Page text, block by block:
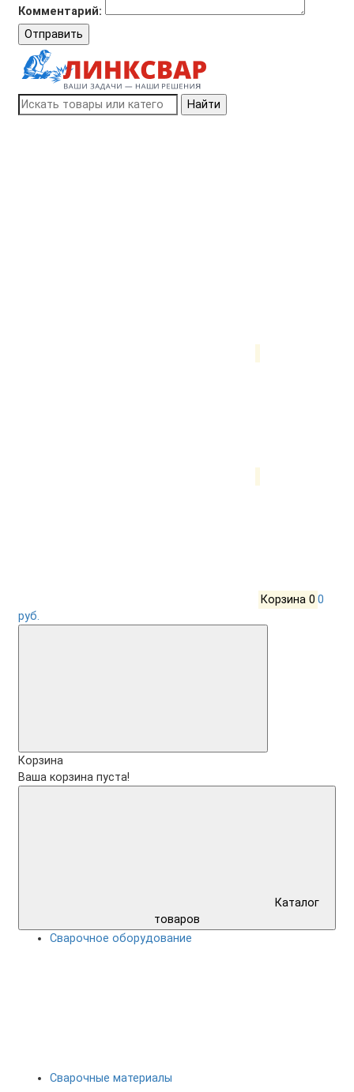
Комментарий:
Отправить
Найти
Корзина 0 0
руб.
Корзина
Ваша корзина пуста!
Каталог
товаров
Сварочное оборудование
Сварочные материалы